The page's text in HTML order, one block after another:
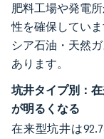
肥料工場や発電
性を確保してい
シア石油・天然
あります。
坑井タイプ別：
が明るくなる
在来型坑井は